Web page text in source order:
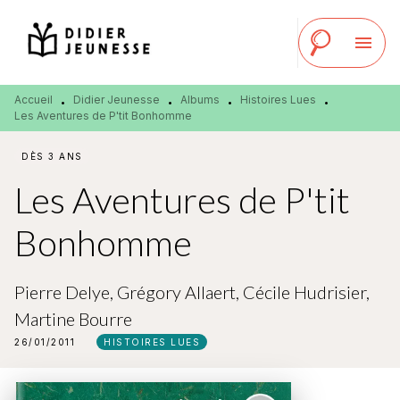
MENU RECHERCHE
PIED DE PAGE
menu
Accueil • Didier Jeunesse • Albums • Histoires Lues
•
Les Aventures de P'tit Bonhomme
DÈS 3 ANS
Les Aventures de P'tit
Bonhomme
Pierre Delye Grégory Allaert Cécile Hudrisier,
Martine Bourre
26/01/2011 HISTOIRES LUES